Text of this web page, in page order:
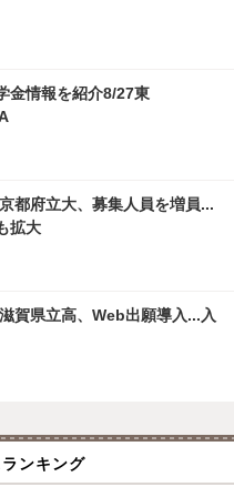
金情報を紹介8/27東
都府立大、募集人員を増員...
拡大
賀県立高、Web出願導入...入
ンキング